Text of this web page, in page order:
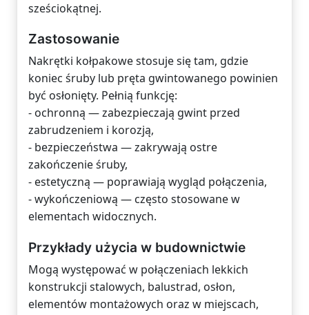
sześciokątnej.
Zastosowanie
Nakrętki kołpakowe stosuje się tam, gdzie
koniec śruby lub pręta gwintowanego powinien
być osłonięty. Pełnią funkcję:
- ochronną — zabezpieczają gwint przed
zabrudzeniem i korozją,
- bezpieczeństwa — zakrywają ostre
zakończenie śruby,
- estetyczną — poprawiają wygląd połączenia,
- wykończeniową — często stosowane w
elementach widocznych.
Przykłady użycia w budownictwie
Mogą występować w połączeniach lekkich
konstrukcji stalowych, balustrad, osłon,
elementów montażowych oraz w miejscach,